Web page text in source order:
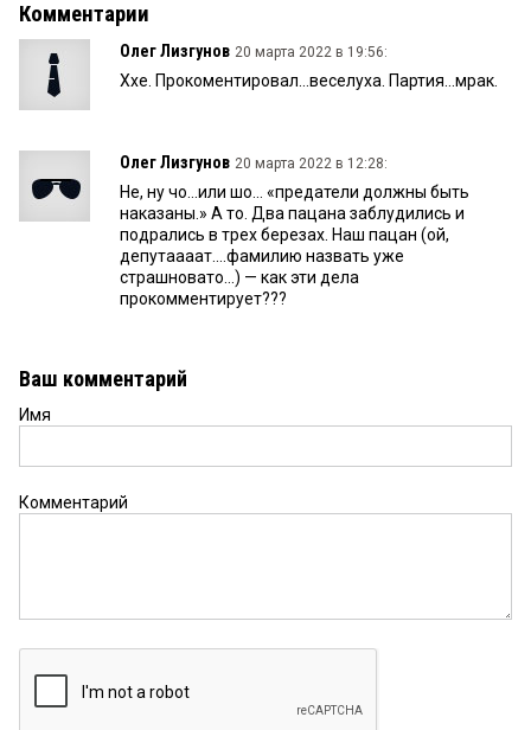
Комментарии
Олег Лизгунов 20 марта 2022 в 19:56:
Ххе. Прокоментировал...веселуха. Партия...мрак.
Олег Лизгунов 20 марта 2022 в 12:28:
Не, ну чо...или шо... «предатели должны быть
наказаны.» А то. Два пацана заблудились и
подрались в трех березах. Наш пацан (ой,
депутаааат....фамилию назвать уже
страшновато...) — как эти дела
прокомментирует???
Ваш комментарий
Имя
Комментарий